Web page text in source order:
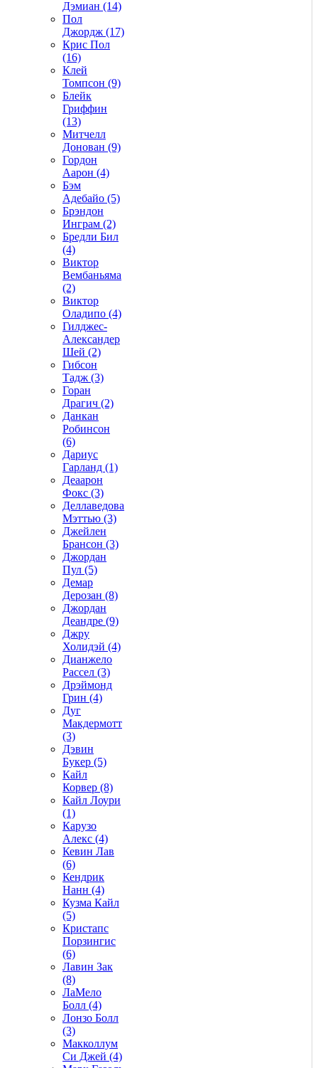
Дэмиан (14)
Пол
Джордж (17)
Крис Пол
(16)
Клей
Томпсон (9)
Блейк
Гриффин
(13)
Митчелл
Донован (9)
Гордон
Аарон (4)
Бэм
Адебайо (5)
Брэндон
Инграм (2)
Бредли Бил
(4)
Виктор
Вембаньяма
(2)
Виктор
Оладипо (4)
Гилджес-
Александер
Шей (2)
Гибсон
Тадж (3)
Горан
Драгич (2)
Данкан
Робинсон
(6)
Дариус
Гарланд (1)
Деаарон
Фокс (3)
Деллаведова
Мэттью (3)
Джейлен
Брансон (3)
Джордан
Пул (5)
Демар
Дерозан (8)
Джордан
Деандре (9)
Джру
Холидэй (4)
Дианжело
Рассел (3)
Дрэймонд
Грин (4)
Дуг
Макдермотт
(3)
Дэвин
Букер (5)
Кайл
Корвер (8)
Кайл Лоури
(1)
Карузо
Алекс (4)
Кевин Лав
(6)
Кендрик
Нанн (4)
Кузма Кайл
(5)
Кристапс
Порзингис
(6)
Лавин Зак
(8)
ЛаМело
Болл (4)
Лонзо Болл
(3)
Макколлум
Си Джей (4)